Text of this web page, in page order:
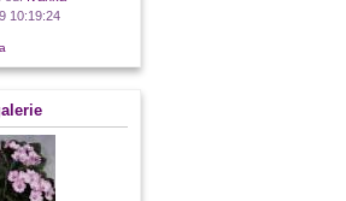
10:19:24